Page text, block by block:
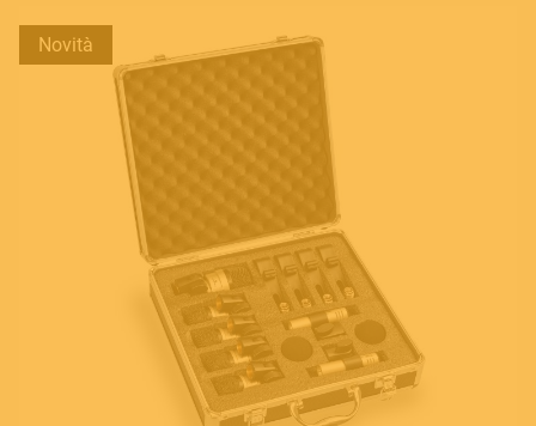
Contact
info@frenexport.it
Novità